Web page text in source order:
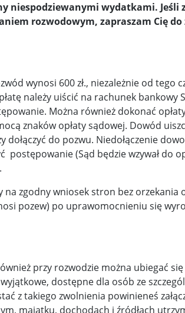
niespodziewanymi wydatkami. Jeśli
rozwodowym, zapraszam Cię
wynosi 600 zł., niezależnie od tego
należy uiścić na rachunek bankowy
Można również dokonać
znaków opłaty sądowej. Dowód
do pozwu. Niedołączenie
postępowanie (Sąd będzie wzywał do
na zgodny wniosek stron bez orzekania
pozew) po uprawomocnieniu się
przy rozwodzie można ubiegać
dostępne dla osób ze
z takiego zwolnienia powinieneś
majątku, dochodach i źródłach